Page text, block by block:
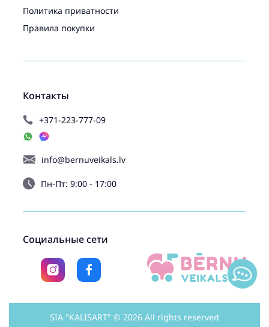
Контакты
+371-223-777-09
info@bernuveikals.lv
Пн-Пт: 9:00 - 17:00
Политика приватности
Правила покупки
Социальные сети
SIA "KALISART" © 2026 All rights reserved